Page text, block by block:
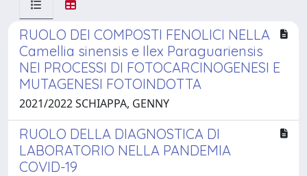
RUOLO DEI COMPOSTI FENOLICI NELLA
Camellia sinensis e Ilex Paraguariensis
NEI PROCESSI DI FOTOCARCINOGENESI E
MUTAGENESI FOTOINDOTTA
2021/2022 SCHIAPPA, GENNY
RUOLO DELLA DIAGNOSTICA DI
LABORATORIO NELLA PANDEMIA
COVID-19